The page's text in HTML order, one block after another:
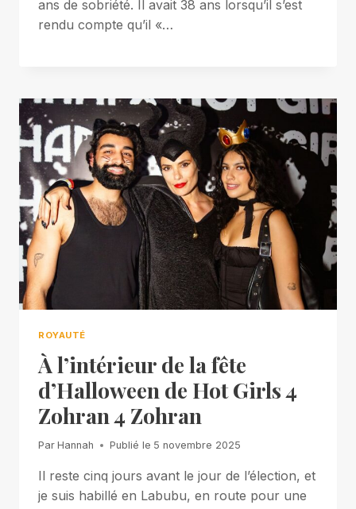
ans de sobriété. Il avait 38 ans lorsqu’il s’est
rendu compte qu’il «…
ROYAUTÉ
À l’intérieur de la fête
d’Halloween de Hot Girls 4
Zohran 4 Zohran
Par Hannah Publié le 5 novembre 2025
Il reste cinq jours avant le jour de l’élection, et
je suis habillé en Labubu, en route pour une